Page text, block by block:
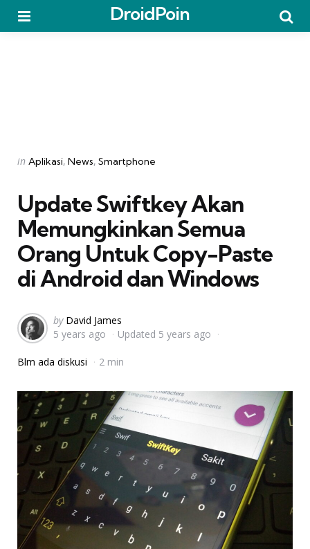
DroidPoin
Categories
Posted
in Aplikasi News Smartphone
Update Swiftkey Akan
Memungkinkan Semua
Orang Untuk Copy-Paste
di Android dan Windows
Posted
by
by David James
5 years ago
Updated 5 years ago
Blm ada diskusi 2 min